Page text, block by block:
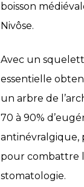
boisson
Nivôse.
Avec un
essentielle
un arbre de
70 à 90%
antinévralgique,
pour combattre
stomatologie.